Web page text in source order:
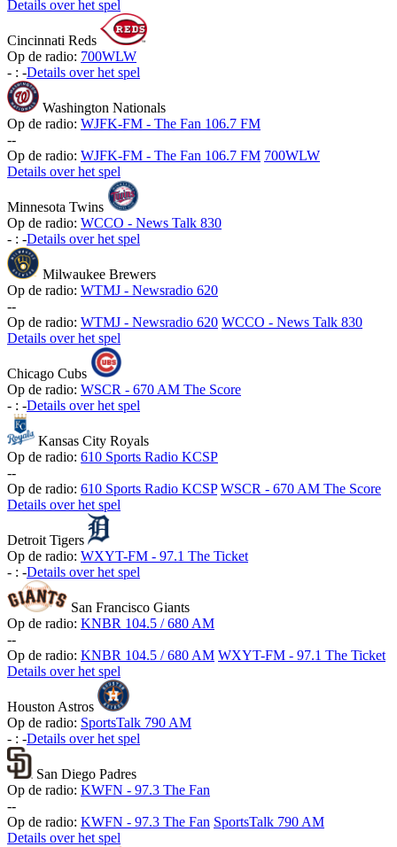
Details over het spel
Cincinnati Reds
Op de radio: 700WLW
- : -Details over het spel
Washington Nationals
Op de radio: WJFK-FM - The Fan 106.7 FM
--
Op de radio: WJFK-FM - The Fan 106.7 FM 700WLW
Details over het spel
Minnesota Twins
Op de radio: WCCO - News Talk 830
- : -Details over het spel
Milwaukee Brewers
Op de radio: WTMJ - Newsradio 620
--
Op de radio: WTMJ - Newsradio 620 WCCO - News Talk 830
Details over het spel
Chicago Cubs
Op de radio: WSCR - 670 AM The Score
- : -Details over het spel
Kansas City Royals
Op de radio: 610 Sports Radio KCSP
--
Op de radio: 610 Sports Radio KCSP WSCR - 670 AM The Score
Details over het spel
Detroit Tigers
Op de radio: WXYT-FM - 97.1 The Ticket
- : -Details over het spel
San Francisco Giants
Op de radio: KNBR 104.5 / 680 AM
--
Op de radio: KNBR 104.5 / 680 AM WXYT-FM - 97.1 The Ticket
Details over het spel
Houston Astros
Op de radio: SportsTalk 790 AM
- : -Details over het spel
San Diego Padres
Op de radio: KWFN - 97.3 The Fan
--
Op de radio: KWFN - 97.3 The Fan SportsTalk 790 AM
Details over het spel